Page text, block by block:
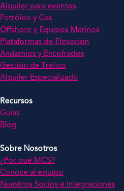
Alquiler para eventos
Petróleo y Gas
Offshore y Equipos Marinos
Plataformas de Elevación
Andamios y Encofrados
Gestión de Tráfico
Alquiler Especializado
Recursos
Guías
Blog
Sobre Nosotros
¿Por qué MCS?
Conoce al equipo
Nuestros Socios e Integraciones